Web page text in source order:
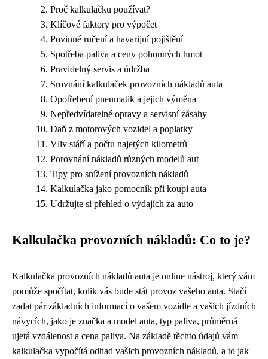
Proč kalkulačku používat?
Klíčové faktory pro výpočet
Povinné ručení a havarijní pojištění
Spotřeba paliva a ceny pohonných hmot
Pravidelný servis a údržba
Srovnání kalkulaček provozních nákladů auta
Opotřebení pneumatik a jejich výměna
Nepředvídatelné opravy a servisní zásahy
Daň z motorových vozidel a poplatky
Vliv stáří a počtu najetých kilometrů
Porovnání nákladů různých modelů aut
Tipy pro snížení provozních nákladů
Kalkulačka jako pomocník při koupi auta
Udržujte si přehled o výdajích za auto
Kalkulačka provozních nákladů: Co to je?
Kalkulačka provozních nákladů auta je online nástroj, který vám
pomůže spočítat, kolik vás bude stát provoz vašeho auta. Stačí
zadat pár základních informací o vašem vozidle a vašich jízdních
návycích, jako je značka a model auta, typ paliva, průměrná
ujetá vzdálenost a cena paliva. Na základě těchto údajů vám
kalkulačka vypočítá odhad vašich provozních nákladů, a to jak